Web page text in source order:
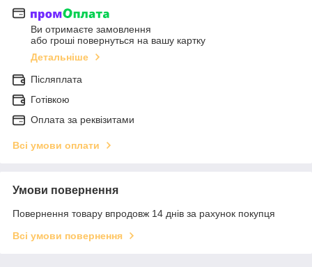
Ви отримаєте замовлення
або гроші повернуться на вашу картку
Детальніше
Післяплата
Готівкою
Оплата за реквізитами
Всі умови оплати
Умови повернення
Повернення товару впродовж 14 днів за рахунок покупця
Всі умови повернення